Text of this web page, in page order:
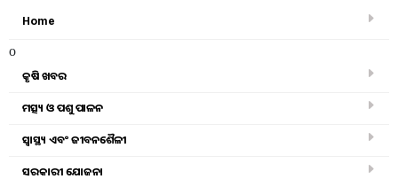
Home
o
କୃଷି ଖବର
ମତ୍ସ୍ୟ ଓ ପଶୁ ପାଳନ
ସ୍ୱାସ୍ଥ୍ୟ ଏବଂ ଜୀବନଶୈଳୀ
ସରକାରୀ ଯୋଜନା
କୃଷି ଖବର